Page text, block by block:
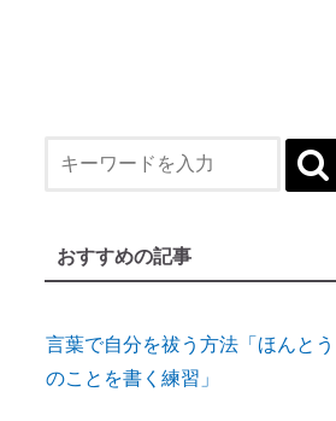
おすすめの記事
【産土神社リサーチ】人生が好転
言葉で自分を祓う方法「ほんとう
のことを書く練習」